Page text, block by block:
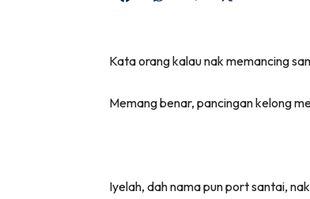
(Twitter)
Kata orang kalau nak memancing
Memang benar, pancingan kelong
Iyelah, dah nama pun port santai,